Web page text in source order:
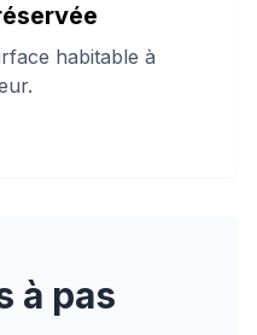
habitable à
à pas